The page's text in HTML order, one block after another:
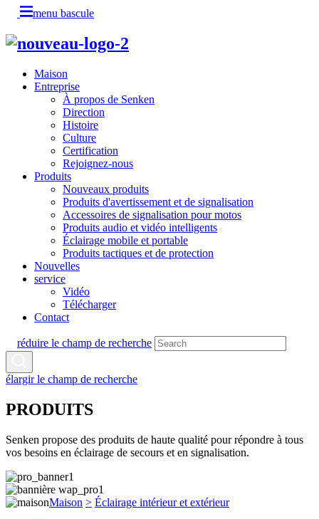
menu bascule
Maison
Entreprise
À propos de Senken
Direction
Histoire
Culture
Certification
Rejoignez-nous
Produits
Nouveaux produits
Produits d'avertissement et de signalisation
Accessoires de signalisation pour motos
Produits audio et vidéo intelligents
Éclairage mobile et portable
Produits tactiques et de protection
Nouvelles
service
Vidéo
Télécharger
Contact
réduire le champ de recherche
élargir le champ de recherche
PRODUITS
Senken propose des produits de haute qualité pour répondre à tous
vos besoins en éclairage de secours et en signalisation.
Maison > Éclairage intérieur et extérieur